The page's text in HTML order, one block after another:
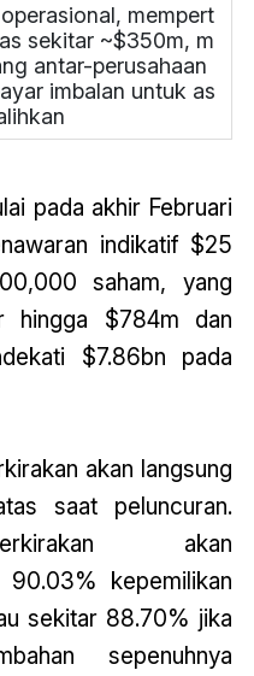
mempert
sekitar ~$350m, m
antar-perusahaan
imbalan untuk as
pada akhir Februari
indikatif $25
saham, yang
hingga $784m dan
$7.86bn pada
akan langsung
saat peluncuran.
akan
90.03% kepemilikan
sekitar 88.70% jika
sepenuhnya